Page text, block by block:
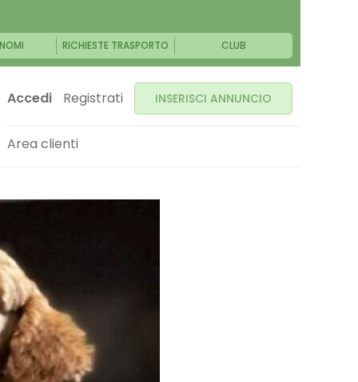
RICHIESTE TRASPORTO CLUB
Accedi Registrati INSERISCI ANNUNCIO
Area clienti